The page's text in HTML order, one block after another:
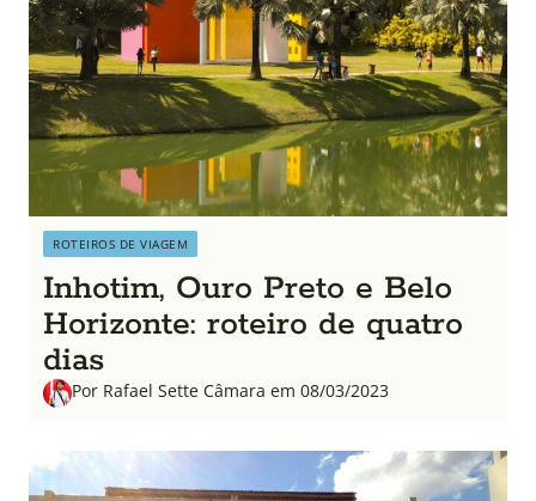
ROTEIROS DE VIAGEM
Inhotim, Ouro Preto e Belo
Horizonte: roteiro de quatro
dias
Por Rafael Sette Câmara em 08/03/2023